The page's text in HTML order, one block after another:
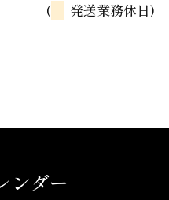
( 発送業務休日)
ンダー